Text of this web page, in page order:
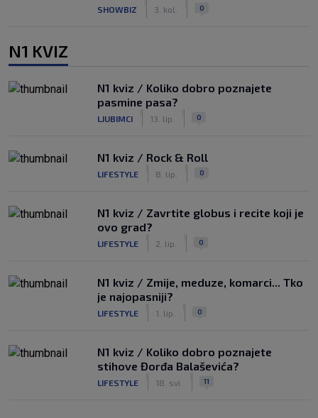
SHOWBIZ 3. kol. 0
N1 KVIZ
N1 kviz / Koliko dobro poznajete
pasmine pasa?
LJUBIMCI 13. lip. 0
N1 kviz / Rock & Roll
LIFESTYLE 8. lip. 0
N1 kviz / Zavrtite globus i recite koji je
ovo grad?
LIFESTYLE 2. lip. 0
N1 kviz / Zmije, meduze, komarci... Tko
je najopasniji?
LIFESTYLE 1. lip. 0
N1 kviz / Koliko dobro poznajete
stihove Đorđa Balaševića?
LIFESTYLE 18. svi. 11